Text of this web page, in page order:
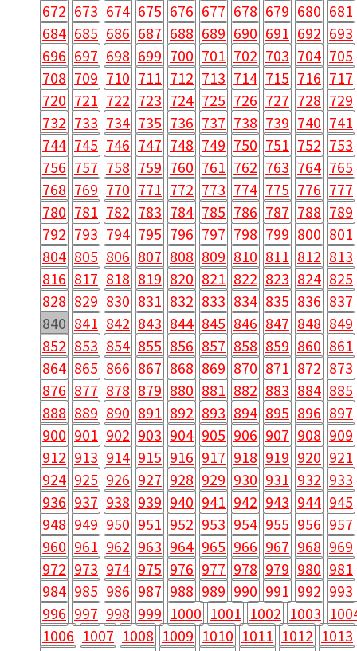
672 673 674 675 676 677 678 679 680 681
684 685 686 687 688 689 690 691 692 693
696 697 698 699 700 701 702 703 704 705
708 709 710 711 712 713 714 715 716 717
720 721 722 723 724 725 726 727 728 729
732 733 734 735 736 737 738 739 740 741
744 745 746 747 748 749 750 751 752 753
756 757 758 759 760 761 762 763 764 765
768 769 770 771 772 773 774 775 776 777
780 781 782 783 784 785 786 787 788 789
792 793 794 795 796 797 798 799 800 801
804 805 806 807 808 809 810 811 812 813
816 817 818 819 820 821 822 823 824 825
828 829 830 831 832 833 834 835 836 837
840 841 842 843 844 845 846 847 848 849
852 853 854 855 856 857 858 859 860 861
864 865 866 867 868 869 870 871 872 873
876 877 878 879 880 881 882 883 884 885
888 889 890 891 892 893 894 895 896 897
900 901 902 903 904 905 906 907 908 909
912 913 914 915 916 917 918 919 920 921
924 925 926 927 928 929 930 931 932 933
936 937 938 939 940 941 942 943 944 945
948 949 950 951 952 953 954 955 956 957
960 961 962 963 964 965 966 967 968 969
972 973 974 975 976 977 978 979 980 981
984 985 986 987 988 989 990 991 992 993
996 997 998 999 1000 1001 1002 1003
1006 1007 1008 1009 1010 1011 1012 1013